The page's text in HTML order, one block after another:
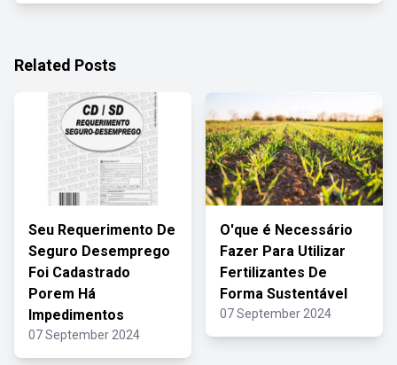
Related Posts
Seu Requerimento De
Seguro Desemprego
Foi Cadastrado
Porem Há
Impedimentos
07 September 2024
O'que é Necessário
Fazer Para Utilizar
Fertilizantes De
Forma Sustentável
07 September 2024